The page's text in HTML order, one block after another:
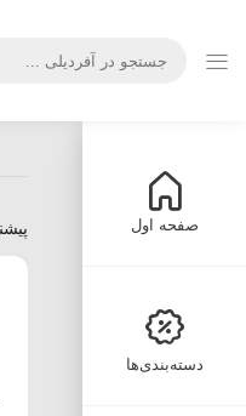
صفحه اول
دسته‌بندی‌ها